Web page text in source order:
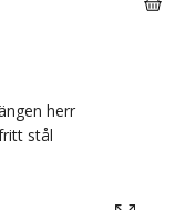
herr
stål